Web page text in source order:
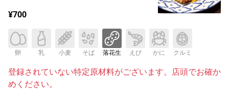
¥700
卵 乳 小麦 そば 落花生 えび かに クルミ
登録されていない特定原材料がございます。店頭でお確か
めください。